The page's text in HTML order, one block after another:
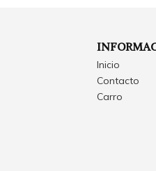
Inicio
Contacto
Carro